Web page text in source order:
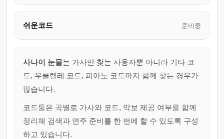
쉬운코드 준비중
사나이 눈물는 가사만 찾는 사용자뿐 아니라 기타 코
드, 우쿨렐레 코드, 피아노 코드까지 함께 찾는 경우가
많습니다.
코드툴은 곡별로 가사와 코드, 악보 제공 여부를 함께
정리해 검색과 연주 준비를 한 번에 할 수 있도록 구성
하고 있습니다.